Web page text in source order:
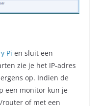
Pi en sluit een
zie je het IP-adres
op. Indien de
een monitor kun je
router of met een